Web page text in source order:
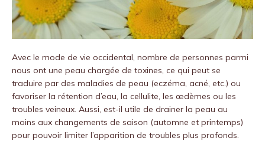
Avec le mode de vie occidental, nombre de personnes parmi
nous ont une peau chargée de toxines, ce qui peut se
traduire par des maladies de peau (eczéma, acné, etc.) ou
favoriser la rétention d’eau, la cellulite, les œdèmes ou les
troubles veineux. Aussi, est-il utile de drainer la peau au
moins aux changements de saison (automne et printemps)
pour pouvoir limiter l’apparition de troubles plus profonds.